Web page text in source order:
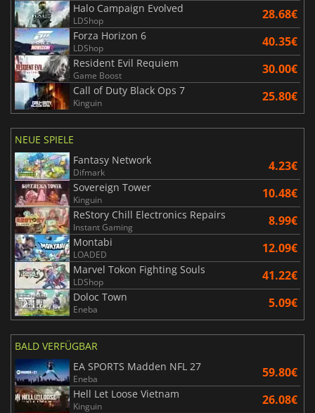
Halo Campaign Evolved
LDShop 28.68€
Forza Horizon 6
LDShop 40.35€
Resident Evil Requiem
Game Boost 30.00€
Call of Duty Black Ops 7
Kinguin 25.80€
NEUE SPIELE
Fantasy Network
Difmark 4.23€
Sovereign Tower
Kinguin 10.48€
ReStory Chill Electronics Repairs
Instant Gaming 8.99€
Montabi
LOADED 12.09€
Marvel Tokon Fighting Souls
LDShop 41.22€
Doloc Town
Eneba 5.09€
BALD VERFÜGBAR
EA SPORTS Madden NFL 27
Eneba 59.80€
Hell Let Loose Vietnam
Kinguin 26.08€